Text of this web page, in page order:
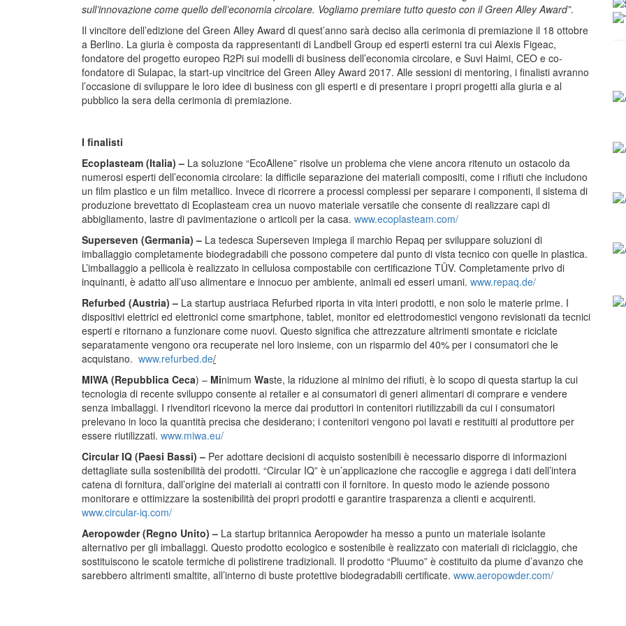
sull’innovazione come quello dell’economia circolare. Vogliamo premiare tutto questo con il Green Alley Award”.
Il vincitore dell’edizione del Green Alley Award di quest’anno sarà deciso alla cerimonia di premiazione il 18 ottobre
a Berlino. La giuria è composta da rappresentanti di Landbell Group ed esperti esterni tra cui Alexis Figeac,
fondatore del progetto europeo R2Pi sui modelli di business dell’economia circolare, e Suvi Haimi, CEO e co-
fondatore di Sulapac, la start-up vincitrice del Green Alley Award 2017. Alle sessioni di mentoring, i finalisti avranno
l’occasione di sviluppare le loro idee di business con gli esperti e di presentare i propri progetti alla giuria e al
pubblico la sera della cerimonia di premiazione.
I finalisti
Ecoplasteam (Italia) – La soluzione “EcoAllene” risolve un problema che viene ancora ritenuto un ostacolo da
numerosi esperti dell’economia circolare: la difficile separazione dei materiali compositi, come i rifiuti che includono
un film plastico e un film metallico. Invece di ricorrere a processi complessi per separare i componenti, il sistema di
produzione brevettato di Ecoplasteam crea un nuovo materiale versatile che consente di realizzare capi di
abbigliamento, lastre di pavimentazione o articoli per la casa. www.ecoplasteam.com/
Superseven (Germania) – La tedesca Superseven impiega il marchio Repaq per sviluppare soluzioni di
imballaggio completamente biodegradabili che possono competere dal punto di vista tecnico con quelle in plastica.
L’imballaggio a pellicola è realizzato in cellulosa compostabile con certificazione TÜV. Completamente privo di
inquinanti, è adatto all’uso alimentare e innocuo per ambiente, animali ed esseri umani. www.repaq.de/
Refurbed (Austria) – La startup austriaca Refurbed riporta in vita interi prodotti, e non solo le materie prime. I
dispositivi elettrici ed elettronici come smartphone, tablet, monitor ed elettrodomestici vengono revisionati da tecnici
esperti e ritornano a funzionare come nuovi. Questo significa che attrezzature altrimenti smontate e riciclate
separatamente vengono ora recuperate nel loro insieme, con un risparmio del 40% per i consumatori che le
acquistano. www.refurbed.de/
MIWA (Repubblica Ceca) – Minimum Waste, la riduzione al minimo dei rifiuti, è lo scopo di questa startup la cui
tecnologia di recente sviluppo consente ai retailer e ai consumatori di generi alimentari di comprare e vendere
senza imballaggi. I rivenditori ricevono la merce dai produttori in contenitori riutilizzabili da cui i consumatori
prelevano in loco la quantità precisa che desiderano; i contenitori vengono poi lavati e restituiti al produttore per
essere riutilizzati. www.miwa.eu/
Circular IQ (Paesi Bassi) – Per adottare decisioni di acquisto sostenibili è necessario disporre di informazioni
dettagliate sulla sostenibilità dei prodotti. “Circular IQ” è un’applicazione che raccoglie e aggrega i dati dell’intera
catena di fornitura, dall’origine dei materiali ai contratti con il fornitore. In questo modo le aziende possono
monitorare e ottimizzare la sostenibilità dei propri prodotti e garantire trasparenza a clienti e acquirenti.
www.circular-iq.com/
Aeropowder (Regno Unito) – La startup britannica Aeropowder ha messo a punto un materiale isolante
alternativo per gli imballaggi. Questo prodotto ecologico e sostenibile è realizzato con materiali di riciclaggio, che
sostituiscono le scatole termiche di polistirene tradizionali. Il prodotto “Pluumo” è costituito da piume d’avanzo che
sarebbero altrimenti smaltite, all’interno di buste protettive biodegradabili certificate. www.aeropowder.com/